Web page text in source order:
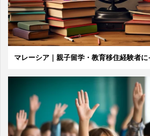
マレーシア｜親子留学・教育移住経験者